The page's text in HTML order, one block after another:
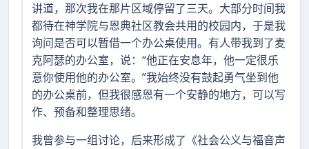
讲道，那次我在那片区域停留了三天。大部分时间我
都待在神学院与恩典社区教会共用的校园内，于是我
询问是否可以暂借一个办公桌使用。有人带我到了麦
克阿瑟的办公室，说：“他正在安息年，他一定很乐
意你使用他的办公室。”我始终没有鼓起勇气坐到他
的办公桌前，但我很感恩有一个安静的地方，可以写
作、预备和整理思绪。
我曾参与一组讨论，后来形成了《社会公义与福音声